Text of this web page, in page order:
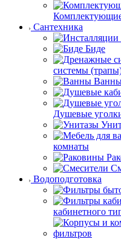
Сантехника
Биде
системы
Душевые
комнаты
Водоподготовка
кабинетного